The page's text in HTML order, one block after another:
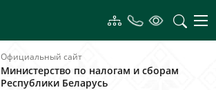
Официальный сайт
Министерство по налогам и сборам
Республики Беларусь